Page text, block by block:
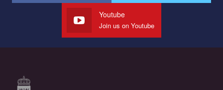
представляющий программу развития организации.
Мы просим вас поддержать нас и помочь нам реализовать
наш план по борьбе с насилием и дискриминацией на почве
Youtube
Join us on Youtube